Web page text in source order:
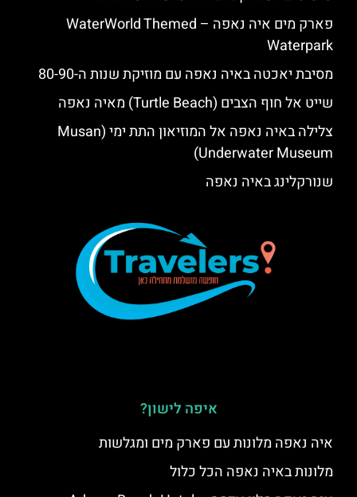
פארק מים איה נאפה – ‪‪WaterWorld Themed
Waterpark‬‬
מסיבת יאכטה באיה נאפה עם מוזיקת שנות ה-80-90
שייט אל חוף הצבים (Turtle Beach) מאיה נאפה
צלילה באיה נאפה אל המוזיאון התת ימי (Musan
Underwater Museum)
שנורקלינג באיה נאפה
איפה לישון?
איה נאפה מלונות עם פארק מים ומגלשות
מלונות באיה נאפה הכל כלול